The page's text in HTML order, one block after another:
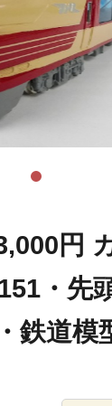
円
・先
鉄道模